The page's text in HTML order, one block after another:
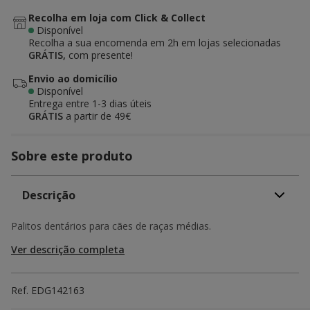
Recolha em loja com Click & Collect
Disponível
Recolha a sua encomenda em 2h em lojas selecionadas
GRÁTIS, com presente!
Envio ao domicílio
Disponível
Entrega entre 1-3 dias úteis
GRÁTIS a partir de 49€
Sobre este produto
Descrição
Palitos dentários para cães de raças médias.
Ver descrição completa
Ref. EDG142163